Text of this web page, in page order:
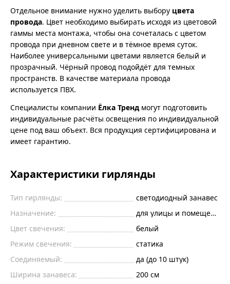
Отдельное внимание нужно уделить выбору цвета
провода. Цвет необходимо выбирать исходя из цветовой
гаммы места монтажа, чтобы она сочеталась с цветом
провода при дневном свете и в тёмное время суток.
Наиболее универсальными цветами является белый и
прозрачный. Чёрный провод подойдёт для темных
пространств. В качестве материала провода
используется ПВХ.
Специалисты компании Ёлка Тренд могут подготовить
индивидуальные расчёты освещения по индивидуальной
цене под ваш объект. Вся продукция сертифицирована и
имеет гарантию.
Характеристики гирлянды
Тип гирлянды:
светодиодный занавес
Назначение:
для улицы и помещений
Цвет свечения:
белый
Режим свечения:
статика
Соединяемый:
да (до 10 штук)
Ширина занавеса:
200 см